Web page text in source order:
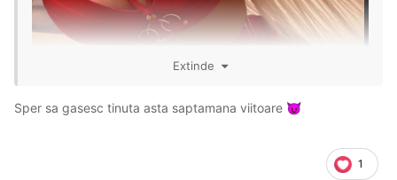
Extinde
Sper sa gasesc tinuta asta saptamana viitoare 😈
1